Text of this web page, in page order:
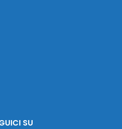
SU